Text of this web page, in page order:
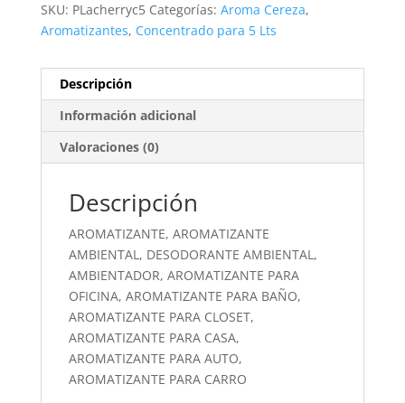
SKU: PLacherryc5 Categorías: Aroma Cereza,
Aromatizantes, Concentrado para 5 Lts
Descripción
Información adicional
Valoraciones (0)
Descripción
AROMATIZANTE, AROMATIZANTE
AMBIENTAL, DESODORANTE AMBIENTAL,
AMBIENTADOR, AROMATIZANTE PARA
OFICINA, AROMATIZANTE PARA BAÑO,
AROMATIZANTE PARA CLOSET,
AROMATIZANTE PARA CASA,
AROMATIZANTE PARA AUTO,
AROMATIZANTE PARA CARRO